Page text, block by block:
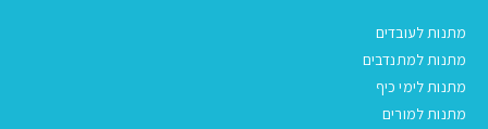
מתנות לעובדים
מתנות למתנדבים
מתנות לימי כיף
מתנות למורים